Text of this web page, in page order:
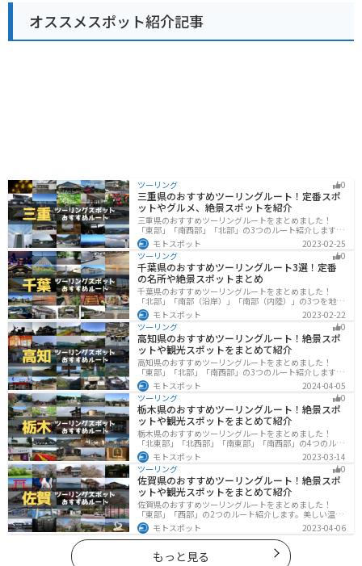
宿産の鰹を使ったかつお節や、温暖な気候で育ったマン
ゴーやソラマメなどもおすすめです。
オススメスポット紹介記事
ツーリング 0
三重県のおすすめツーリングルート！定番スポ
ットやグルメ、絶景スポットを紹介
三重県のおすすめツーリングルートをまとめました！
「東部」「南西部」「北部」の3つのルート紹介します。
標高の高いスカイラインからリアス式海岸まであるの
で、飽きることなくツーリングを堪能できます。バイク
で三重県にツーリングに行く際は参考にしてください。
モトスポット
2023-02-25
ツーリング
0
千葉県のおすすめツーリングルート3選！定番
の名所や絶景スポットまとめ
千葉県のおすすめツーリングルートをまとめました！
「北部」「南部（沿岸）」「南部（内陸）」の3つを地域
別で紹介します！千葉は首都圏からのアクセスも良く、
海と山どちらも堪能できるのでツーリングには最適な場
所です。
モトスポット
2023-02-22
ツーリング
0
高知県のおすすめツーリングルート！絶景スポ
ットや観光スポットをまとめて紹介
高知県のおすすめツーリングルートをまとめました！
「東部」「北部」「南西部」の3つのルート紹介します。
山と海どちらも楽しめるスポットが多数あり、様々な楽
しみ方ができます。バイクで高知県にツーリングに行く
際は参考にしてください。
モトスポット
2024-04-05
ツーリング
0
栃木県のおすすめツーリングルート！絶景スポ
ットや観光スポットをまとめて紹介
栃木県のおすすめツーリングルートをまとめました！
「北東部」「北西部」「南東部」「南西部」の4つのルー
ト紹介します。日本を代表する神社や広大な山や滝、湖
などを歴史や自然を満喫するツーリングができます。バ
イクで栃木県にツーリングに行く際は参考にしてくださ
い。
モトスポット
2023-03-14
ツーリング
0
佐賀県のおすすめツーリングルート！絶景スポ
ットや観光スポットをまとめて紹介
佐賀県のおすすめツーリングルートをまとめました！
「東部」「西部」の2つのルート紹介します。美しい温泉
地や古墳群、歴史ある城や神社仏閣など、バイクツーリ
ングに適したスポットが多数存在し、様々な楽しみ方が
できます。バイクで佐賀県にツーリングに行く際は参考
にしてください。
モトスポット 2023-04-06
もっと見る